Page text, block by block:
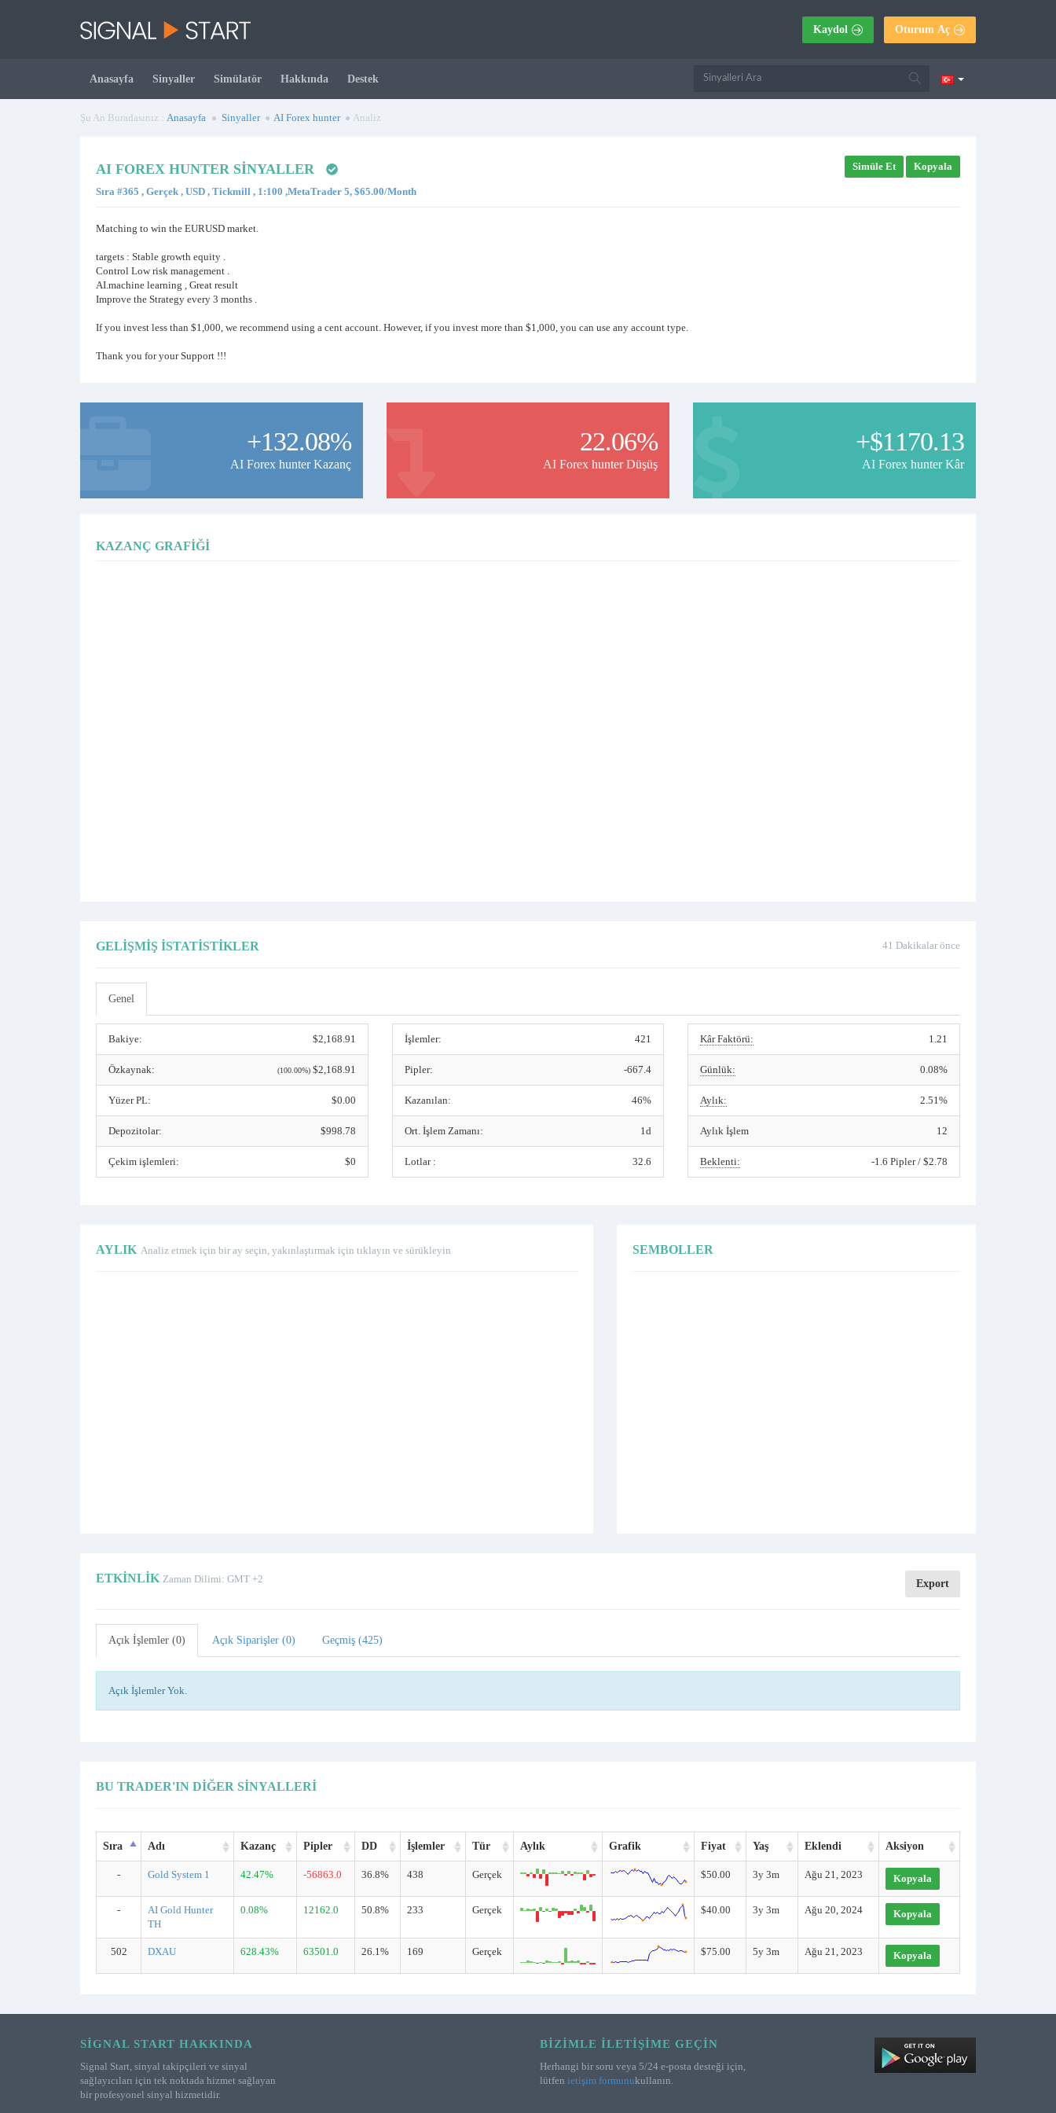
Kaydol Oturum Aç
Anasayfa Sinyaller Simülatör Hakkında Destek
Şu An Buradasınız : Anasayfa Sinyaller AI Forex hunter Analiz
AI FOREX HUNTER SINYALLER
Sıra #365 , Gerçek , USD , Tickmill , 1:100 ,MetaTrader 5, $65.00/Month
Simüle Et Kopyala
Matching to win the EURUSD market.
targets : Stable growth equity .
Control Low risk management .
AI.machine learning , Great result
Improve the Strategy every 3 months .
If you invest less than $1,000, we recommend using a cent account. However, if you invest more than $1,000, you can use any account type.
Thank you for your Support !!!
+132.08%
AI Forex hunter Kazanç
22.06%
AI Forex hunter Düşüş
+$1170.13
AI Forex hunter Kâr
KAZANÇ GRAFIĞI
41 Dakikalar önce
GELIŞMIŞ İSTATISTIKLER
Genel
Bakiye: $2,168.91
Özkaynak: (100.00%)$2,168.91
Yüzer PL: $0.00
Depozitolar: $998.78
Çekim işlemleri: $0
İşlemler: 421
Pipler: -667.4
Kazanılan: 46%
Ort. İşlem Zamanı: 1d
Lotlar : 32.6
Kâr Faktörü: 1.21
Günlük: 0.08%
Aylık: 2.51%
Aylık İşlem 12
Beklenti: -1.6 Pipler / $2.78
AYLIK Analiz etmek için bir ay seçin, yakınlaştırmak için tıklayın ve sürükleyin SEMBOLLER
ETKINLIK Zaman Dilimi: GMT +2 Export
Açık İşlemler (0) Açık Siparişler (0) Geçmiş (425)
Açık İşlemler Yok.
BU TRADER'IN DIĞER SINYALLERI
Sıra Adı Kazanç Pipler DD İşlemler Tür Aylık Grafik Fiyat Yaş Eklendi Aksiyon
- Gold System 1 42.47% -56863.0 36.8% 438 Gerçek $50.00 3y 3m Ağu 21, 2023 Kopyala
-
AI Gold Hunter
TH
0.08% 12162.0 50.8% 233 Gerçek $40.00 3y 3m Ağu 20, 2024 Kopyala
502 DXAU 628.43% 63501.0 26.1% 169 Gerçek $75.00 5y 3m Ağu 21, 2023 Kopyala
SIGNAL START HAKKINDA
Signal Start, sinyal takipçileri ve sinyal
sağlayıcıları için tek noktada hizmet sağlayan
bir profesyonel sinyal hizmetidir.
BIZIMLE İLETIŞIME GEÇIN
Herhangi bir soru veya 5/24 e-posta desteği için,
lütfen ietişim formunukullanın.